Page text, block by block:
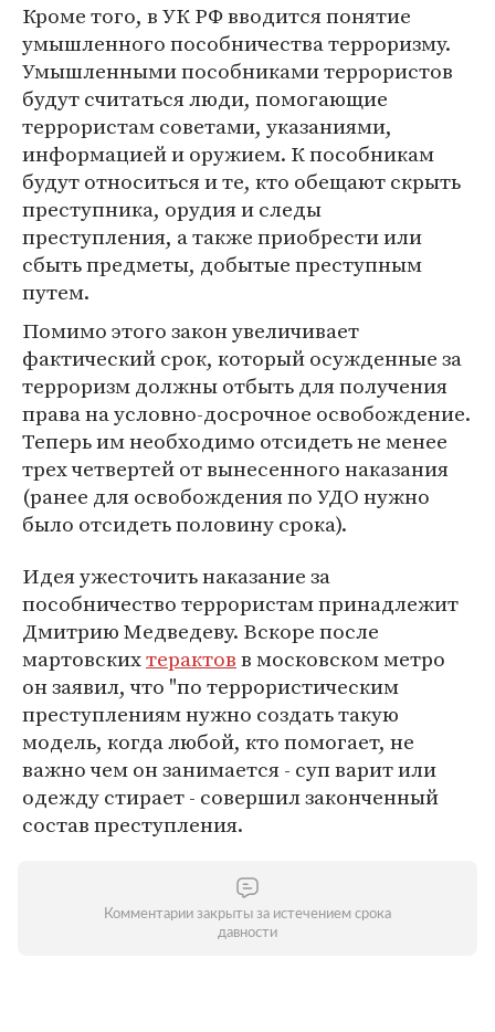
Кроме того, в УК РФ вводится понятие
умышленного пособничества терроризму.
Умышленными пособниками террористов
будут считаться люди, помогающие
террористам советами, указаниями,
информацией и оружием. К пособникам
будут относиться и те, кто обещают скрыть
преступника, орудия и следы
преступления, а также приобрести или
сбыть предметы, добытые преступным
путем.
Помимо этого закон увеличивает
фактический срок, который осужденные за
терроризм должны отбыть для получения
права на условно-досрочное освобождение.
Теперь им необходимо отсидеть не менее
трех четвертей от вынесенного наказания
(ранее для освобождения по УДО нужно
было отсидеть половину срока).
Идея ужесточить наказание за
пособничество террористам принадлежит
Дмитрию Медведеву. Вскоре после
мартовскихтерактовв московском метро
он заявил, что "по террористическим
преступлениям нужно создать такую
модель, когда любой, кто помогает, не
важно чем он занимается - суп варит или
одежду стирает - совершил законченный
состав преступления.
Комментарии закрыты за истечением срока
давности